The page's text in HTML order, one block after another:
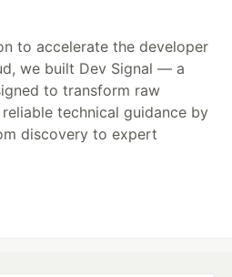
to accelerate the developer
we built Dev Signal — a
to transform raw
technical guidance by
discovery to expert